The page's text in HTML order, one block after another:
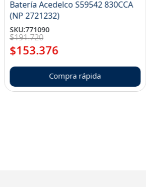
Batería Acedelco S59542 830CCA
(NP 2721232)
SKU:771090
$191.720
$153.376
Compra rápida